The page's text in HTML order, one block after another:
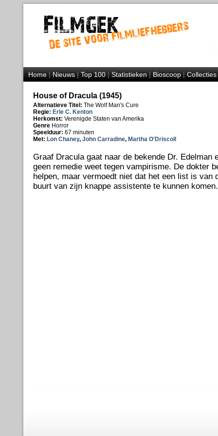
Home|Nieuws|Top 100|Statistieken|Bioscoop|Collecties
House of Dracula (1945)
Alternatieve Titel: The Wolf Man's Cure
Regie: Erle C. Kenton
Herkomst: Verenigde Staten van Amerika
Genre Horror
Speelduur: 67 minuten
Met: Lon Chaney, John Carradine, Martha O'Driscoll
Graaf Dracula gaat naar de bekende Dr. Edelman
geen remedie weet tegen vampirisme. De dokter
helpen, maar vermoedt niet dat het een list is van
buurt van zijn knappe assistente te kunnen komen.